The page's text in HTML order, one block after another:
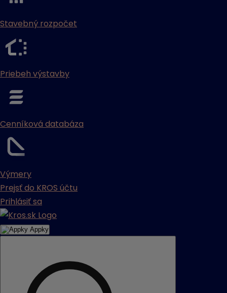
Stavebný rozpočet
Priebeh výstavby
Cenníková databáza
Výmery
Prejsť do KROS účtu
Prihlásiť sa
Appky